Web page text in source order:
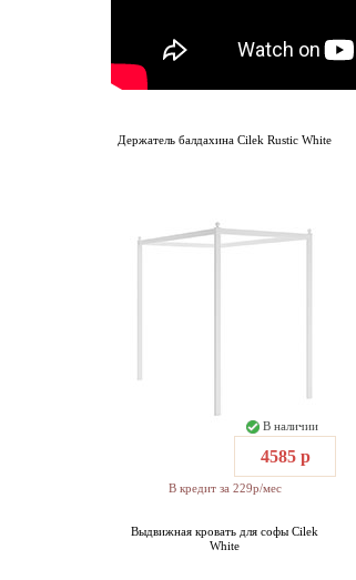
Держатель балдахина Cilek Rustic White
В наличии
4585 р
В кредит за 229р/мес
Выдвижная кровать для софы Cilek
White